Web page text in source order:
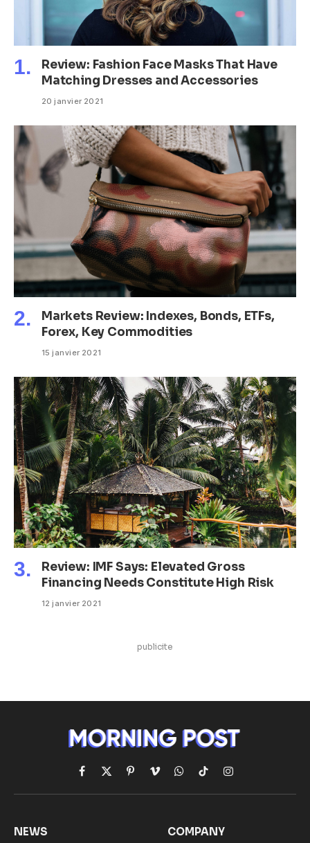
Review: Fashion Face Masks That Have
Matching Dresses and Accessories
20 janvier 2021
Markets Review: Indexes, Bonds, ETFs,
Forex, Key Commodities
15 janvier 2021
Review: IMF Says: Elevated Gross
Financing Needs Constitute High Risk
12 janvier 2021
publicite
Facebook
X
(Twitter)
Pinterest
VimeoWhatsApp
TikTokInstagram
NEWS COMPANY